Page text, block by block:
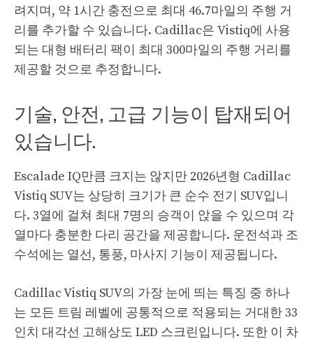
려지며, 약 1시간 충전으로 최대 46.7마일의 주행 거
리를 추가할 수 있습니다. Cadillac은 Vistiq에 사용
되는 대형 배터리 팩이 최대 300마일의 주행 거리를
제공할 것으로 추정합니다.
기술, 안전, 고급 기능이 탑재되어
있습니다.
Escalade IQ만큼 크지는 않지만 2026년형 Cadillac
Vistiq SUV는 상당히 크기가 큰 순수 전기 SUV입니
다. 3열에 걸쳐 최대 7명의 승객이 앉을 수 있으며 각
열마다 충분한 다리 공간을 제공합니다. 운전석과 조
수석에는 열선, 통풍, 마사지 기능이 제공됩니다.
Cadillac Vistiq SUV의 가장 눈에 띄는 특징 중 하나
는 모든 트림 레벨에 공통적으로 적용되는 거대한 33
인치 대각선 고해상도 LED 스크린입니다. 또한 이 차